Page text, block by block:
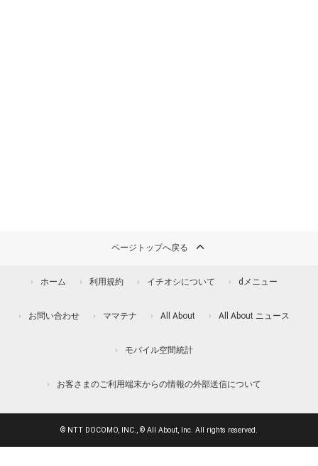
ページトップへ戻る
ホーム 利用規約 イチオシについて dメニュー
お問い合わせ ママテナ All About All About ニュース
モバイル空間統計
お客さまのご利用端末からの情報の外部送信について
© NTT DOCOMO, INC., © All About, Inc. All rights reserved.